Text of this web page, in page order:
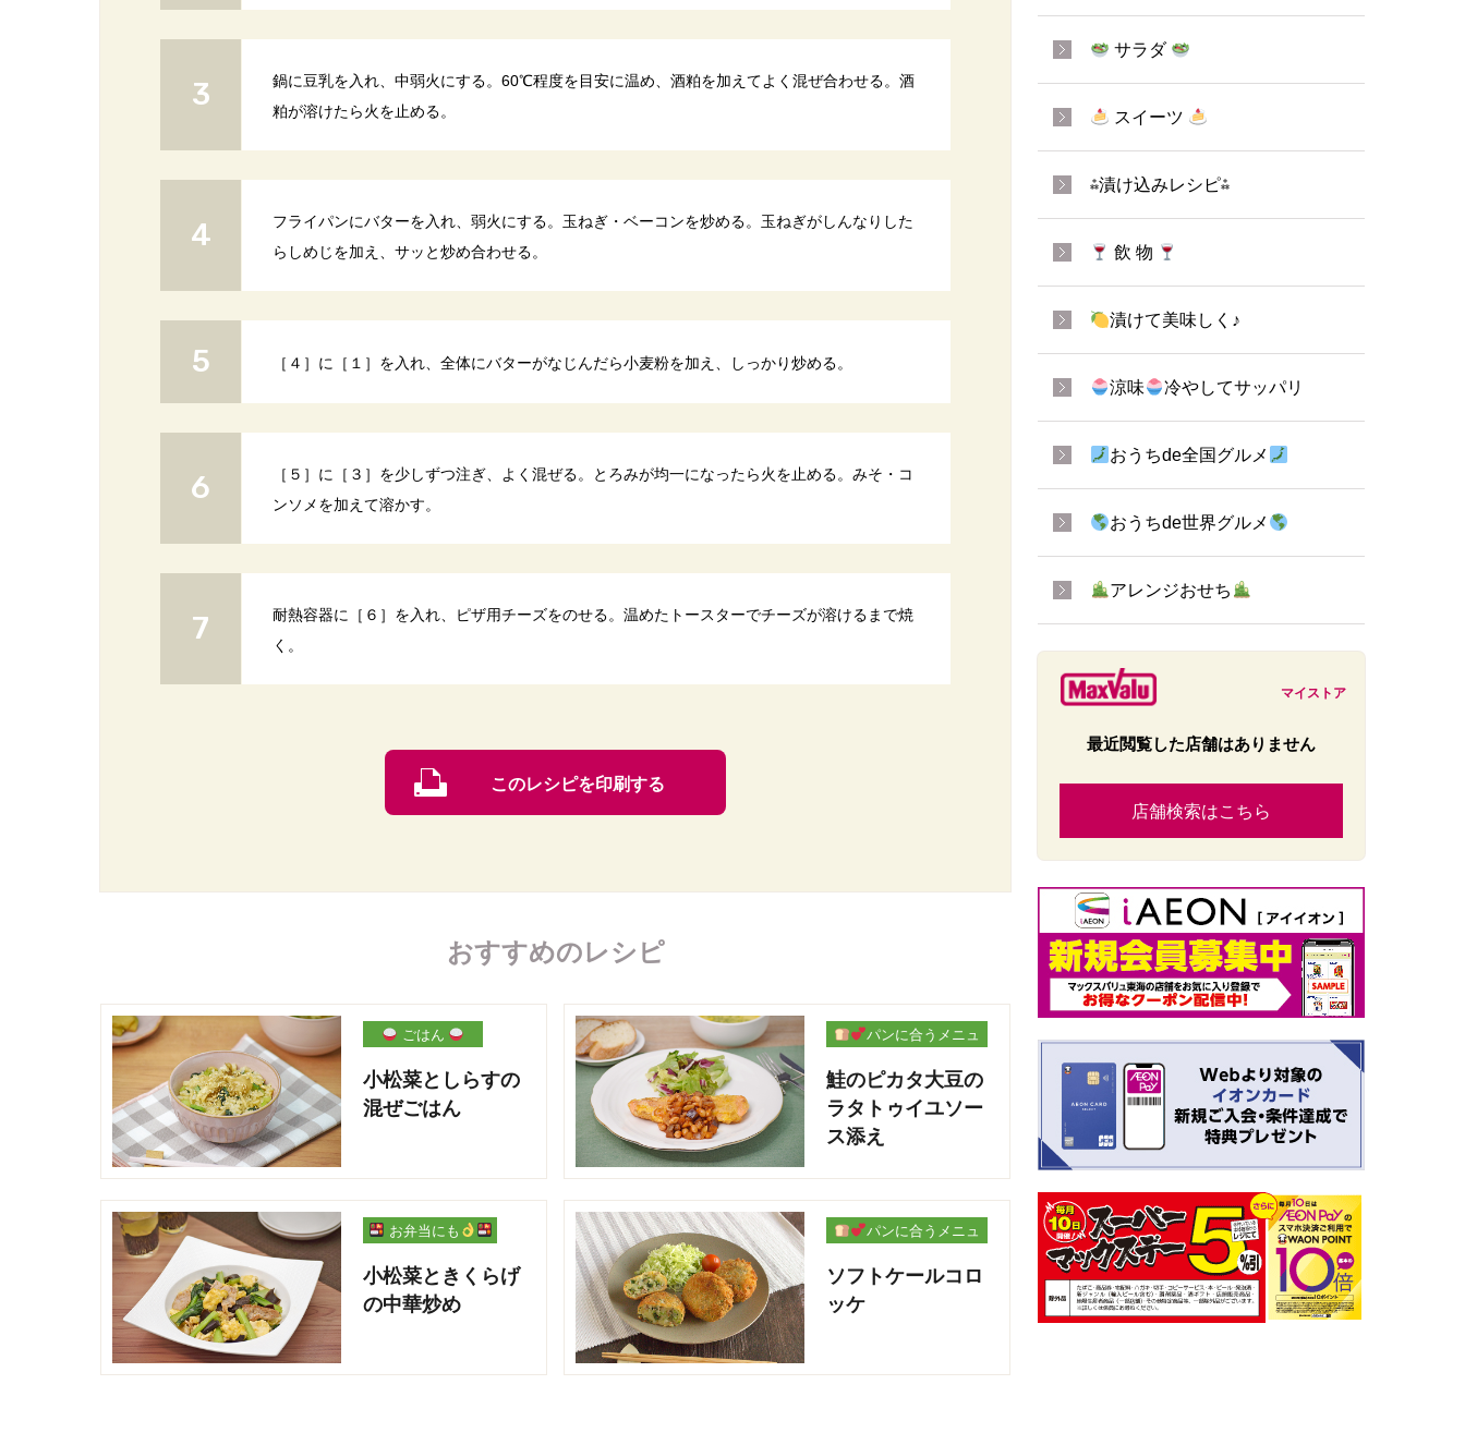
鍋に豆乳を入れ、中弱火にする。60℃程度を目安に温め、酒粕を加えてよく混ぜ合わせる。酒
粕が溶けたら火を止める。
フライパンにバターを入れ、弱火にする。玉ねぎ・ベーコンを炒める。玉ねぎがしんなりした
らしめじを加え、サッと炒め合わせる。
［４］に［１］を入れ、全体にバターがなじんだら小麦粉を加え、しっかり炒める。
［５］に［３］を少しずつ注ぎ、よく混ぜる。とろみが均一になったら火を止める。みそ・コ
ンソメを加えて溶かす。
耐熱容器に［６］を入れ、ピザ用チーズをのせる。温めたトースターでチーズが溶けるまで焼
く。
このレシピを印刷する
おすすめのレシピ
ごはん
小松菜としらすの
混ぜごはん
パンに合うメニュ
鮭のピカタ大豆の
ラタトゥイユソー
ス添え
お弁当にも
小松菜ときくらげ
の中華炒め
パンに合うメニュ
ソフトケールコロ
ッケ
サラダ
スイーツ
⁂漬け込みレシピ⁂
飲 物
漬けて美味しく♪
涼味 冷やしてサッパリ
おうちde全国グルメ
おうちde世界グルメ
アレンジおせち
マイストア
最近閲覧した店舗はありません
店舗検索はこちら